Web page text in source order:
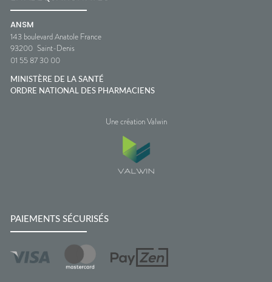
ANSM
143 boulevard Anatole France
93200 Saint-Denis
01 55 87 30 00
MINISTÈRE DE LA SANTÉ
ORDRE NATIONAL DES PHARMACIENS
Une création Valwin
PAIEMENTS SÉCURISÉS